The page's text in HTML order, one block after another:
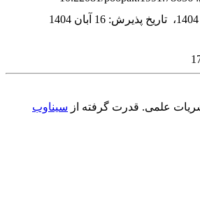
، تاریخ پذیرش: 16 آبان 1404
علمی. قدرت گرفته از سیناوب